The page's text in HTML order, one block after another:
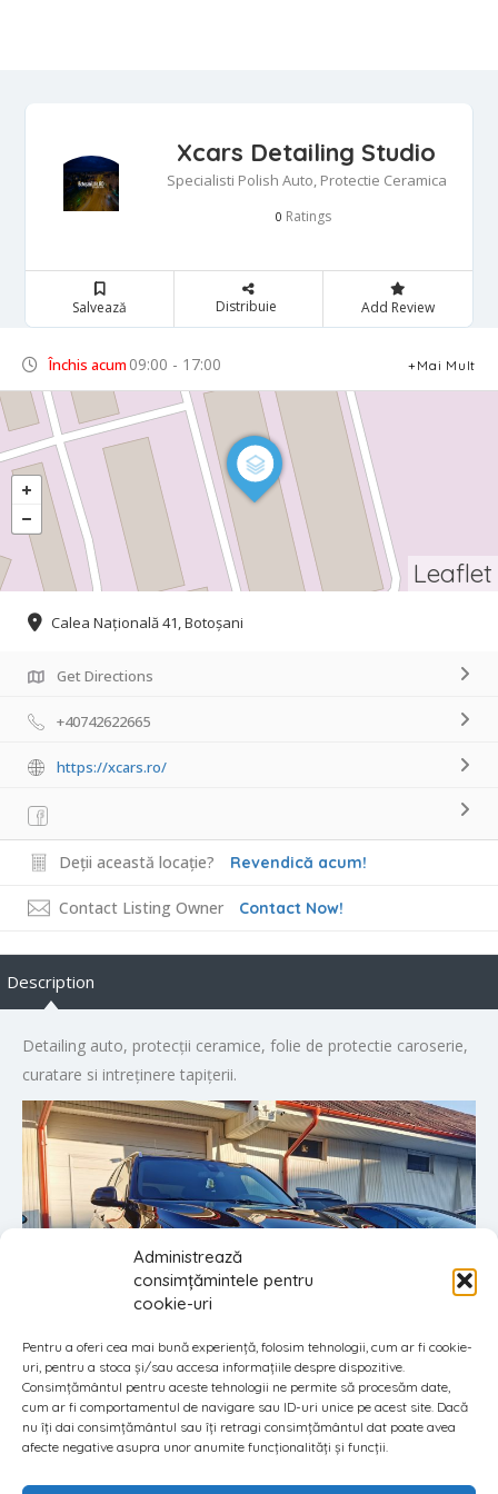
Administrează
consimțămintele pentru
cookie-uri
Pentru a oferi cea mai bună experiență, folosim tehnologii, cum ar fi cookie-
uri, pentru a stoca și/sau accesa informațiile despre dispozitive.
Consimțământul pentru aceste tehnologii ne permite să procesăm date,
cum ar fi comportamentul de navigare sau ID-uri unice pe acest site. Dacă
nu îți dai consimțământul sau îți retragi consimțământul dat poate avea
afecte negative asupra unor anumite funcționalități și funcții.
Xcars Detailing Studio
Specialisti Polish Auto, Protectie Ceramica
0 Ratings
Salvează Distribuie Add Review
Închis acum 09:00 - 17:00 Mai Mult
Leaflet
Calea Națională 41, Botoșani
Get Directions
+40742622665
https://xcars.ro/
Deții această locație? Revendică acum!
Contact Listing Owner Contact Now!
Description
Detailing auto, protecții ceramice, folie de protectie caroserie,
curatare si intreținere tapițerii.